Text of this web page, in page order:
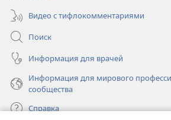
Видео с тифлокомментариями
Поиск
Информация для врачей
Информация для мирового
сообщества
Справка